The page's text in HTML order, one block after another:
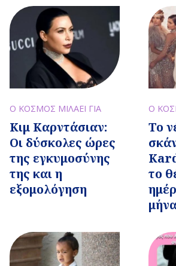
Ο ΚΟΣΜΟΣ ΜΙΛΑΕΙ ΓΙΑ
Κιμ Καρντάσιαν:
Οι δύσκολες ώρες
της εγκυμοσύνης
της και η
εξομολόγηση
Ο
Το
το